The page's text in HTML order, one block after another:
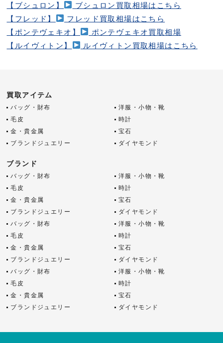
【ブシュロン】
ブシュロン買取相場はこちら
【フレッド】
フレッド買取相場はこちら
【ポンテヴェキオ】
ポンテヴェキオ買取相場
【ルイヴィトン】
ルイヴィトン買取相場はこちら
買取アイテム
バッグ・財布
洋服・小物・靴
毛皮
時計
金・貴金属
宝石
ブランドジュエリー
ダイヤモンド
ブランド
バッグ・財布
洋服・小物・靴
毛皮
時計
金・貴金属
宝石
ブランドジュエリー
ダイヤモンド
バッグ・財布
洋服・小物・靴
毛皮
時計
金・貴金属
宝石
ブランドジュエリー
ダイヤモンド
バッグ・財布
洋服・小物・靴
毛皮
時計
金・貴金属
宝石
ブランドジュエリー
ダイヤモンド